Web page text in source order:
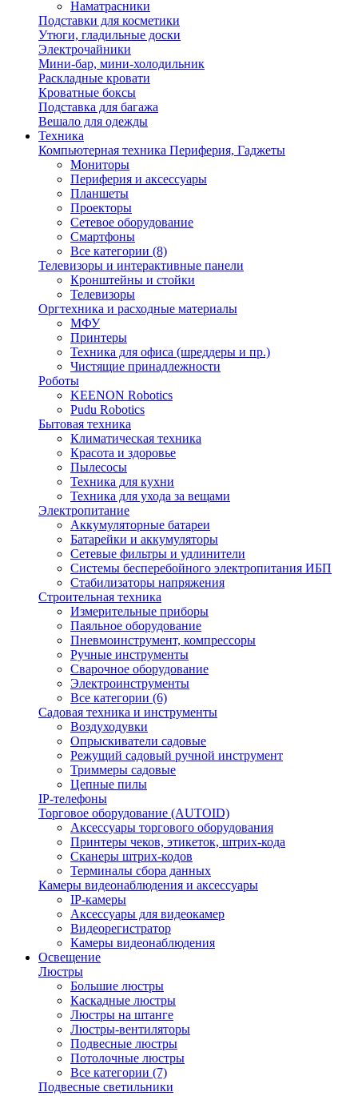
Наматрасники
Подставки для косметики
Утюги, гладильные доски
Электрочайники
Мини-бар, мини-холодильник
Раскладные кровати
Кроватные боксы
Подставка для багажа
Вешало для одежды
Техника
Компьютерная техника Периферия, Гаджеты
Мониторы
Периферия и аксессуары
Планшеты
Проекторы
Сетевое оборудование
Смартфоны
Все категории (8)
Телевизоры и интерактивные панели
Кронштейны и стойки
Телевизоры
Оргтехника и расходные материалы
МФУ
Принтеры
Техника для офиса (шреддеры и пр.)
Чистящие принадлежности
Роботы
KEENON Robotics
Pudu Robotics
Бытовая техника
Климатическая техника
Красота и здоровье
Пылесосы
Техника для кухни
Техника для ухода за вещами
Электропитание
Аккумуляторные батареи
Батарейки и аккумуляторы
Сетевые фильтры и удлинители
Системы бесперебойного электропитания ИБП
Стабилизаторы напряжения
Строительная техника
Измерительные приборы
Паяльное оборудование
Пневмоинструмент, компрессоры
Ручные инструменты
Сварочное оборудование
Электроинструменты
Все категории (6)
Садовая техника и инструменты
Воздуходувки
Опрыскиватели садовые
Режущий садовый ручной инструмент
Триммеры садовые
Цепные пилы
IP-телефоны
Торговое оборудование (AUTOID)
Аксессуары торгового оборудования
Принтеры чеков, этикеток, штрих-кода
Сканеры штрих-кодов
Терминалы сбора данных
Камеры видеонаблюдения и аксессуары
IP-камеры
Аксессуары для видеокамер
Видеорегистратор
Камеры видеонаблюдения
Освещение
Люстры
Большие люстры
Каскадные люстры
Люстры на штанге
Люстры-вентиляторы
Подвесные люстры
Потолочные люстры
Все категории (7)
Подвесные светильники